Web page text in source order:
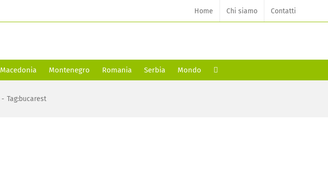
Home Chi siamo Contatti
Macedonia Montenegro Romania Serbia Mondo
- Tag:bucarest